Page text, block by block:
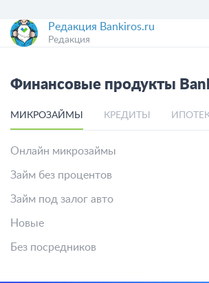
Редакция Bankiros.ru
Редакция
Финансовые продукты
МИКРОЗАЙМЫ КРЕДИТЫ
Онлайн микрозаймы
Займ без процентов
Займ под залог авто
Новые
Без посредников